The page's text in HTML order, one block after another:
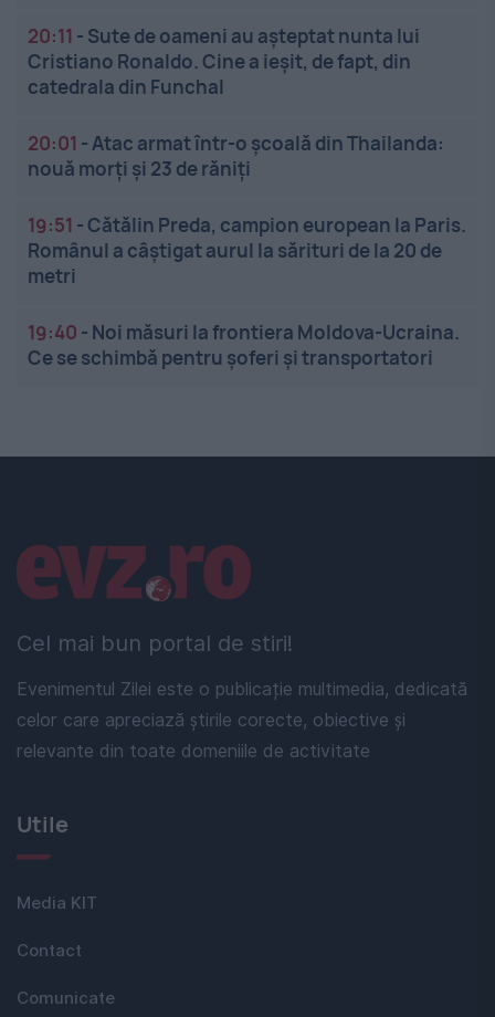
20:11 - Sute de oameni au așteptat nunta lui
Cristiano Ronaldo. Cine a ieșit, de fapt, din
catedrala din Funchal
20:01 - Atac armat într-o școală din Thailanda:
nouă morți și 23 de răniți
19:51 -Cătălin Preda, campion european la Paris.
Românul a câștigat aurul la sărituri de la 20 de
metri
19:40 - Noi măsuri la frontiera Moldova-Ucraina.
Ce se schimbă pentru șoferi și transportatori
Cel mai bun portal de stiri!
Evenimentul Zilei este o publicație multimedia, dedicată
celor care apreciază știrile corecte, obiective și
relevante din toate domeniile de activitate
Linkuri utile
Utile
Media KIT
Contact
Comunicate